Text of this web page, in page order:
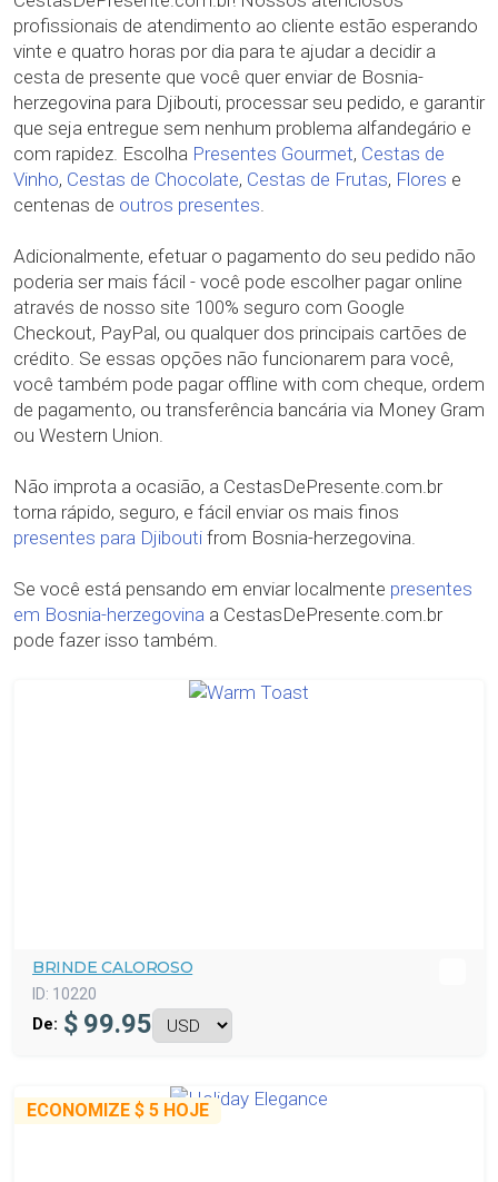
profissionais de atendimento ao cliente estão esperando
vinte e quatro horas por dia para te ajudar a decidir a
cesta de presente que você quer enviar de Bosnia-
herzegovina para Djibouti, processar seu pedido, e garantir
que seja entregue sem nenhum problema alfandegário e
com rapidez. Escolha Presentes Gourmet, Cestas de
Vinho, Cestas de Chocolate, Cestas de Frutas, Flores e
centenas de outros presentes.
Adicionalmente, efetuar o pagamento do seu pedido não
poderia ser mais fácil - você pode escolher pagar online
através de nosso site 100% seguro com Google
Checkout, PayPal, ou qualquer dos principais cartões de
crédito. Se essas opções não funcionarem para você,
você também pode pagar offline with com cheque, ordem
de pagamento, ou transferência bancária via Money Gram
ou Western Union.
Não improta a ocasião, a CestasDePresente.com.br
torna rápido, seguro, e fácil enviar os mais finos
presentes para Djibouti from Bosnia-herzegovina.
Se você está pensando em enviar localmente presentes
em Bosnia-herzegovina a CestasDePresente.com.br
pode fazer isso também.
BRINDE CALOROSO
ID: 10220
De: $ 99.95
ECONOMIZE $ 5 HOJE